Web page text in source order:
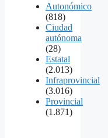
Autonómico
(818)
Ciudad
autónoma
(28)
Estatal
(2.013)
Infraprovincial
(3.016)
Provincial
(1.871)